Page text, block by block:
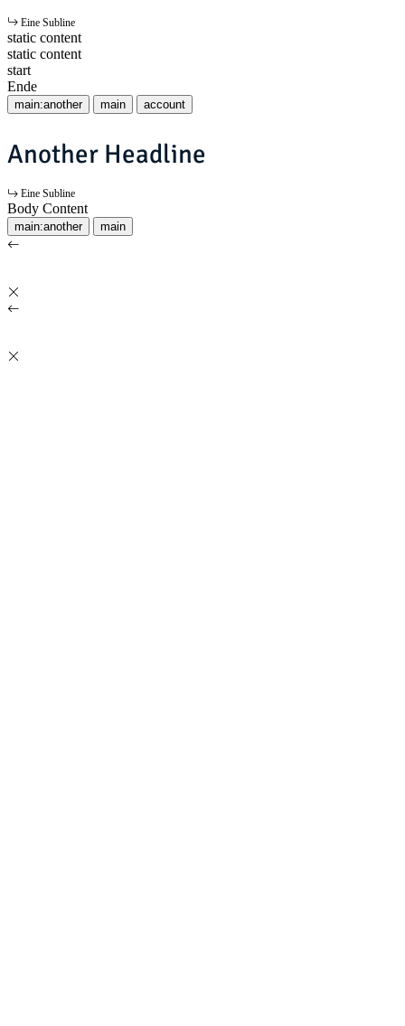
Eine Subline
static content
static content
start
Ende
main:another main account
Another Headline
Eine Subline
Body Content
main:another main